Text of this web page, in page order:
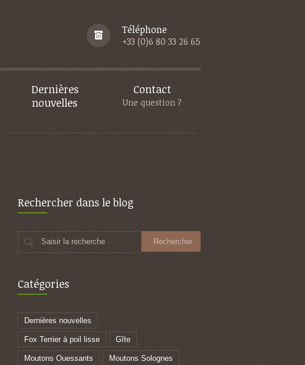
Téléphone
+33 (0)6 80 33 26 65
Dernières
nouvelles
Contact
Une question ?
Rechercher dans le blog
Saisir la recherche
Catégories
Dernières nouvelles
Fox Terrier à poil lisse Gîte
Moutons Ouessants Moutons Solognes